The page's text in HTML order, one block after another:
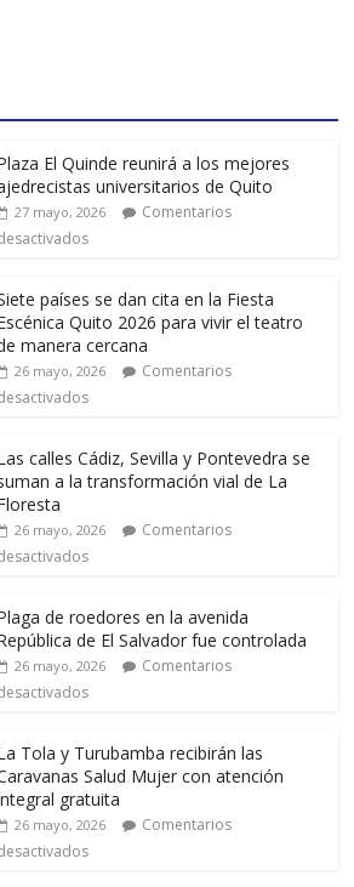
El Quinde reunirá a los mejores
universitarios de Quito
27 mayo, 2026
Comentarios
países se dan cita en la Fiesta
Quito 2026 para vivir el teatro
manera cercana
26 mayo, 2026
Comentarios
calles Cádiz, Sevilla y Pontevedra se
a la transformación vial de La
26 mayo, 2026
Comentarios
de roedores en la avenida
de El Salvador fue controlada
26 mayo, 2026
Comentarios
Tola y Turubamba recibirán las
Salud Mujer con atención
gratuita
26 mayo, 2026
Comentarios